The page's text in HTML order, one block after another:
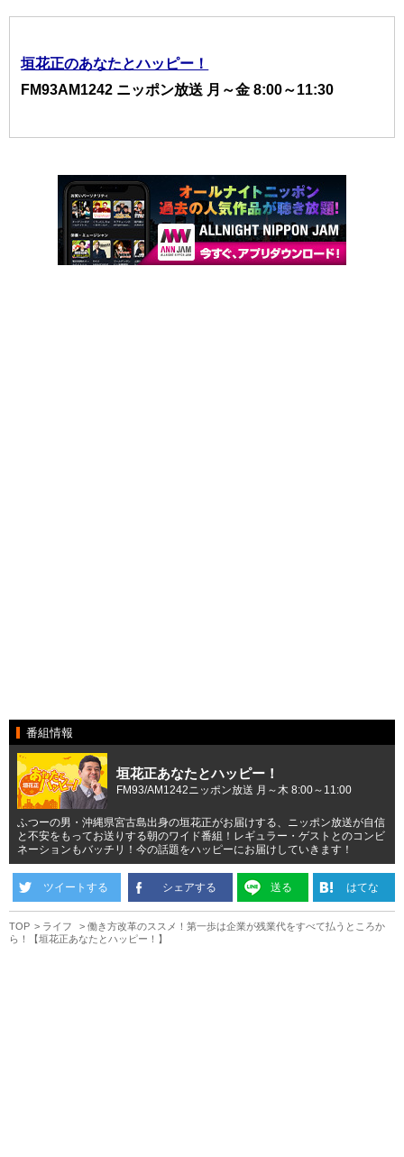
垣花正のあなたとハッピー！
FM93AM1242 ニッポン放送 月～金 8:00～11:30
番組情報
垣花正あなたとハッピー！
FM93/AM1242ニッポン放送 月～木 8:00～11:00
ふつーの男・沖縄県宮古島出身の垣花正がお届けする、ニッポン放送が自信
と不安をもってお送りする朝のワイド番組！レギュラー・ゲストとのコンビ
ネーションもバッチリ！今の話題をハッピーにお届けしていきます！
ツイートする シェアする 送る はてな
TOP ライフ
働き方改革のススメ！第一歩は企業が残業代をすべて払うところか
ら！【垣花正あなたとハッピー！】